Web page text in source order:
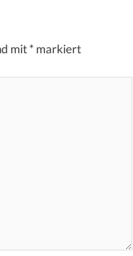
mit* markiert